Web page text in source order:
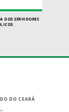
DOS SERVIDORES
DO CEARÁ